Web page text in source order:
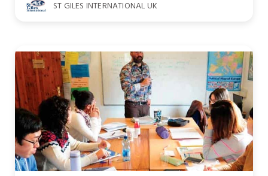
ST GILES INTERNATIONAL UK